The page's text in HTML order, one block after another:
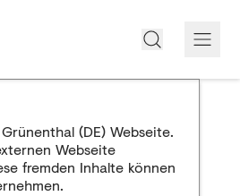
(DE) Webseite.
Webseite
fremden Inhalte können